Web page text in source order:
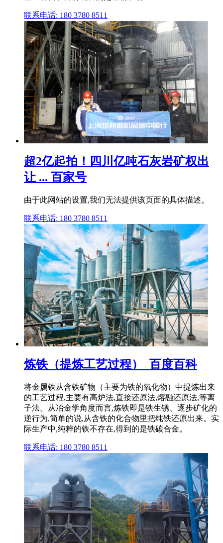
联系电话: 180 3780 8511
超2亿起拍！四川亿吨石灰岩矿权出
让 ... 百家号
由于此网站的设置,我们无法提供该页面的具体描述。
联系电话: 180 3780 8511
炼铁（提炼工艺过程）_百度百科
将金属铁从含铁矿物（主要为铁的氧化物）中提炼出来
的工艺过程,主要有高炉法,直接还原法,熔融还原法,等离
子法。从冶金学角度而言,炼铁即是铁生锈、逐步矿化的
逆行为,简单的说,从含铁的化合物里把纯铁还原出来。实
际生产中,纯粹的铁不存在,得到的是铁碳合金。
联系电话: 180 3780 8511